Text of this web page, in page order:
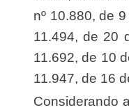
nº 10.880, de
11.494, de 20
11.692, de 10
11.947, de 16
Considerando a Portaria nº 204/GM/MS, de